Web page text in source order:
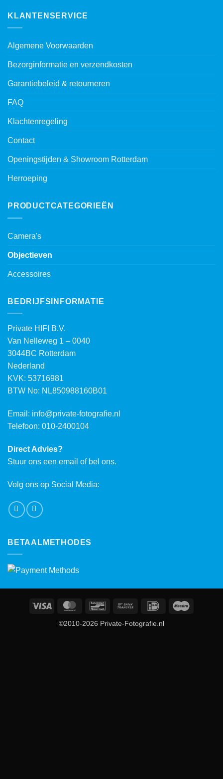
KLANTENSERVICE
Algemene Voorwaarden
Bezorginformatie en verzendkosten
Garantiebeleid & retourneren
FAQ
Klachtenregeling
Contact
Openingstijden & Showroom Rotterdam
Herroeping
PRODUCTCATEGORIEËN
Camera's
Objectieven
Accessoires
BEDRIJFSINFORMATIE
Private HIFI B.V.
Van Nelleweg 1 – 0040
3044BC Rotterdam
Nederland
KVK: 53716981
BTW No: NL850988160B01
Email: info@private-fotografie.nl
Telefoon: 010-2400104
Direct Advies?
Stuur ons een email of bel ons.
Volg ons op Social Media:
BETAALMETHODES
Visa MasterCardBancontactBank
IDeal
©2010-2026 Private-Fotografie.nl